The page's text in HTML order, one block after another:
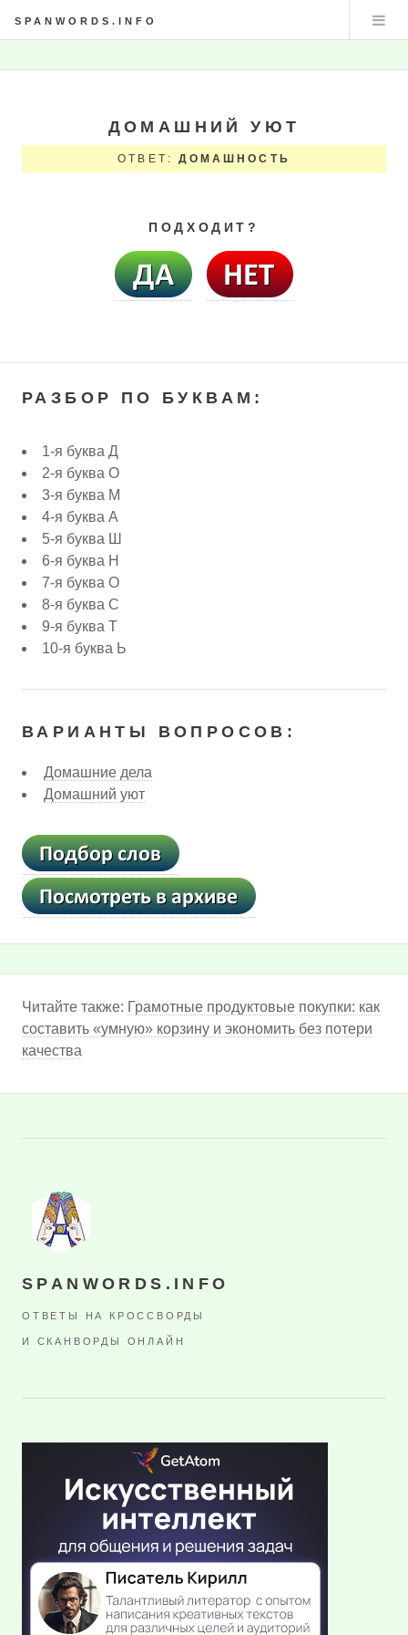
SPANWORDS.INFO
ДОМАШНИЙ УЮТ
ОТВЕТ: ДОМАШНОСТЬ
ПОДХОДИТ?
РАЗБОР ПО БУКВАМ:
1-я буква Д
2-я буква О
3-я буква М
4-я буква А
5-я буква Ш
6-я буква Н
7-я буква О
8-я буква С
9-я буква Т
10-я буква Ь
ВАРИАНТЫ ВОПРОСОВ:
Домашние дела
Домашний уют
Читайте также: Грамотные продуктовые покупки: как
составить «умную» корзину и экономить без потери
качества
SPANWORDS.INFO
ОТВЕТЫ НА КРОССВОРДЫ
И СКАНВОРДЫ ОНЛАЙН